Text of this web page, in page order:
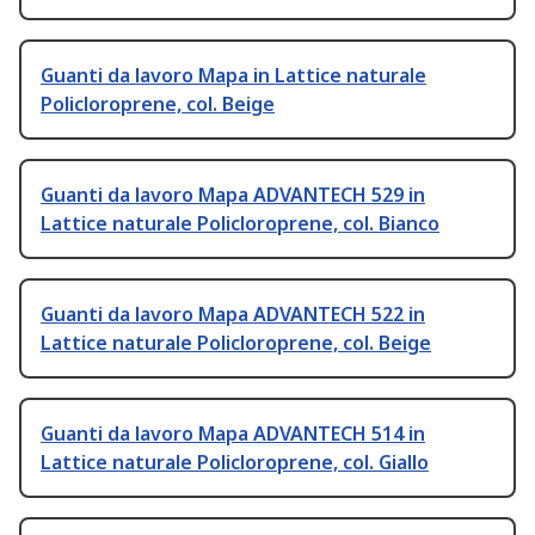
Guanti da lavoro Mapa in Lattice naturale
Policloroprene, col. Beige
Guanti da lavoro Mapa ADVANTECH 529 in
Lattice naturale Policloroprene, col. Bianco
Guanti da lavoro Mapa ADVANTECH 522 in
Lattice naturale Policloroprene, col. Beige
Guanti da lavoro Mapa ADVANTECH 514 in
Lattice naturale Policloroprene, col. Giallo